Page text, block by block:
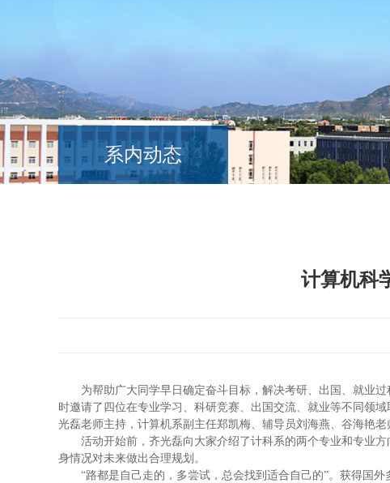
系内动态
计算机科
为帮助广大同学早日确定奋斗目标，解决考研、出国、就业过
时邀请了四位在专业学习、科研竞赛、出国交流、就业等不同领
光磊老师主持，计算机系副主任郑凯梅、辅导员刘海燕、谷海艳老
活动开始前，齐光磊向大家介绍了计科系的两个专业和专业
身情况对未来做出合理规划。
“路都是自己走的，多尝试，总会找到适合自己的”。获得国外